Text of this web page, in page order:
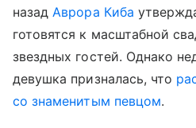
назад Аврора Киба
готовятся к масштабной
звездных гостей. Однако
девушка призналась, что
со знаменитым певцом.